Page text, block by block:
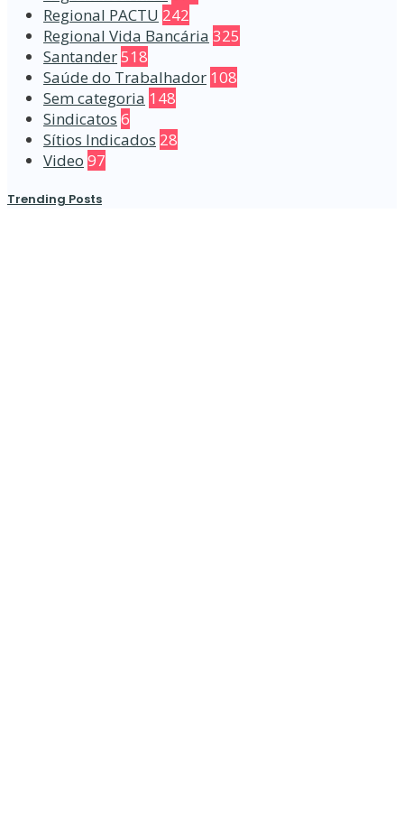
Regional PACTU 242
Regional Vida Bancária 325
Santander518
Saúde do Trabalhador 108
Sem categoria 148
Sindicatos 6
Sítios Indicados 28
Video 97
Trending Posts